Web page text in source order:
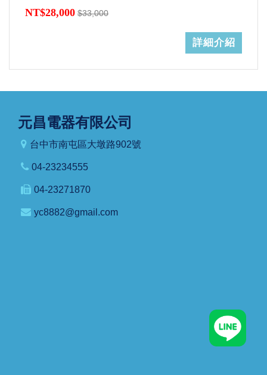
NT$28,000 $33,000
詳細介紹
元昌電器有限公司
台中市南屯區大墩路902號
04-23234555
04-23271870
yc8882@gmail.com